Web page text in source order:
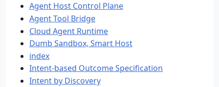
Agent Host Control Plane
Agent Tool Bridge
Cloud Agent Runtime
Dumb Sandbox, Smart Host
index
Intent-based Outcome Specification
Intent by Discovery